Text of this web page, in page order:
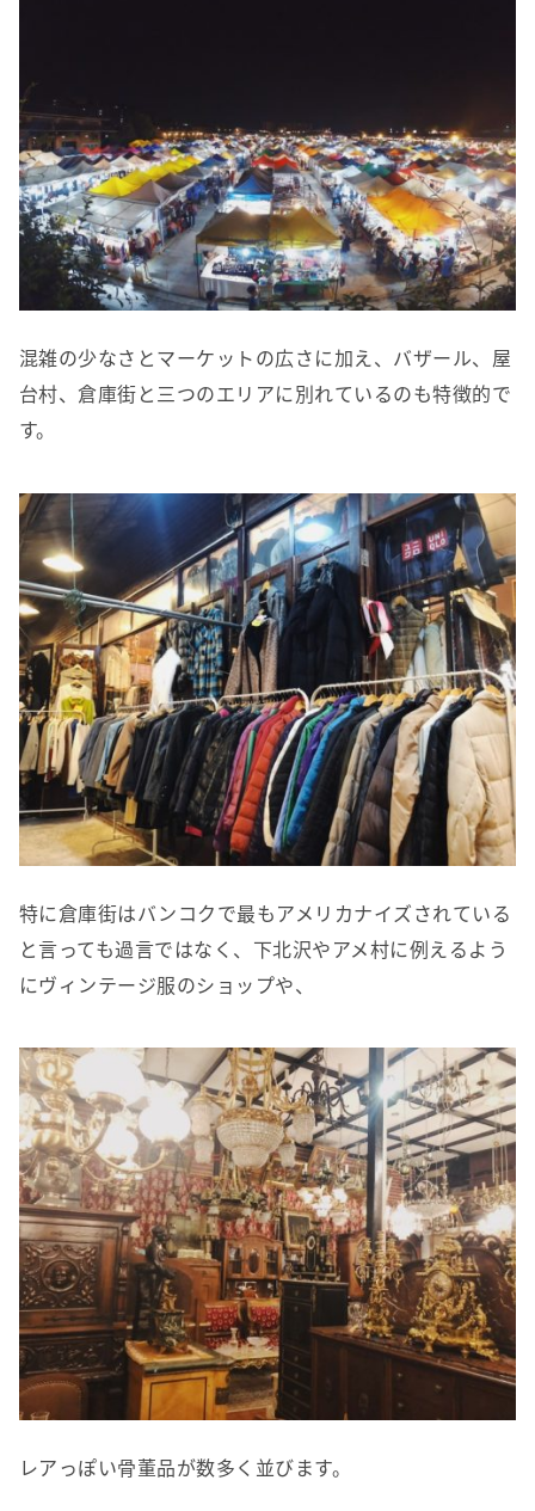
混雑の少なさとマーケットの広さに加え、バザール、屋
台村、倉庫街と三つのエリアに別れているのも特徴的で
す。
特に倉庫街はバンコクで最もアメリカナイズされている
と言っても過言ではなく、下北沢やアメ村に例えるよう
にヴィンテージ服のショップや、
レアっぽい骨董品が数多く並びます。